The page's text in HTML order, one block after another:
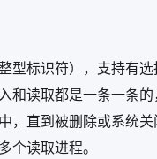
型标识符），支持有选
和读取都是一条一条的
，直到被删除或系统关
个读取进程。